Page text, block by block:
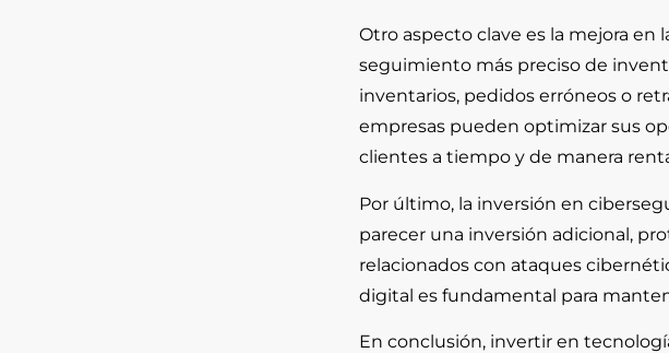
Otro aspecto clave es la mejora
seguimiento más preciso de
inventarios, pedidos erróneos o
empresas pueden optimizar sus
clientes a tiempo y de manera
Por último, la inversión en
parecer una inversión adicional,
relacionados con ataques
digital es fundamental para
En conclusión, invertir en